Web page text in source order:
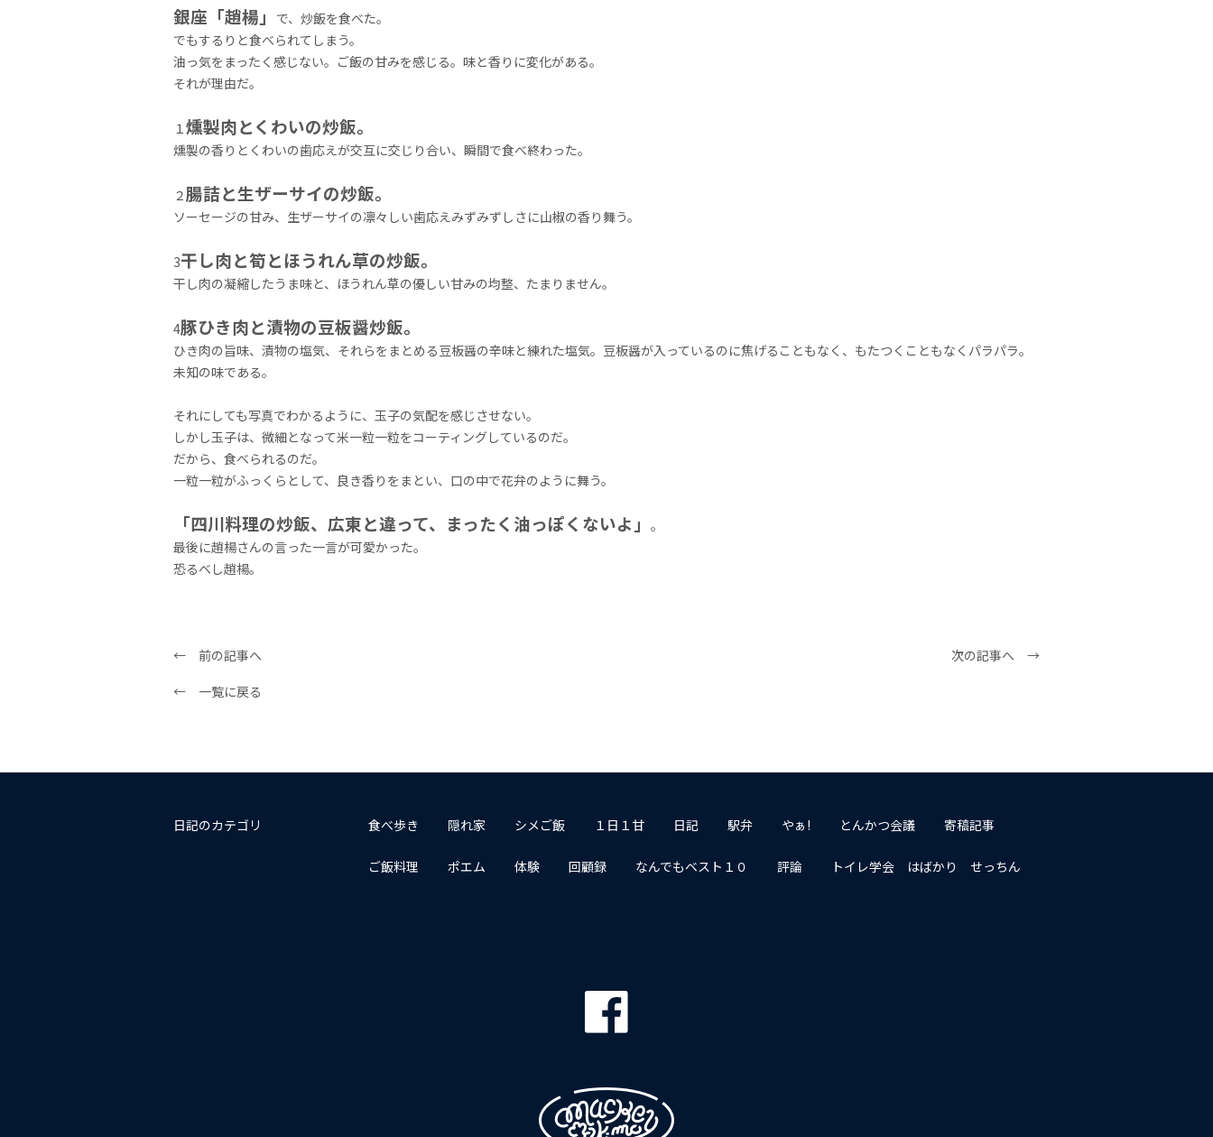
銀座「趙楊」
で、炒飯を食べた。
でもするりと食べられてしまう。
油っ気をまったく感じない。ご飯の甘みを感じる。味と香りに変化がある。
それが理由だ。
１ 燻製肉とくわいの炒飯。
燻製の香りとくわいの歯応えが交互に交じり合い、瞬間で食べ終わった。
２腸詰と生ザーサイの炒飯。
ソーセージの甘み、生ザーサイの凛々しい歯応えみずみずしさに山椒の香り舞う。
3干し肉と筍とほうれん草の炒飯。
干し肉の凝縮したうま味と、ほうれん草の優しい甘みの均整、たまりません。
4豚ひき肉と漬物の豆板醤炒飯。
ひき肉の旨味、漬物の塩気、それらをまとめる豆板醤の辛味と練れた塩気。豆板醤が入っているのに焦げることもなく、もたつくこともなくパラパラ。
未知の味である。
それにしても写真でわかるように、玉子の気配を感じさせない。
しかし玉子は、微細となって米一粒一粒をコーティングしているのだ。
だから、食べられるのだ。
一粒一粒がふっくらとして、良き香りをまとい、口の中で花弁のように舞う。
「四川料理の炒飯、広東と違って、まったく油っぽくないよ」 。
最後に趙楊さんの言った一言が可愛かった。
恐るべし趙楊。
← 前の記事へ
次の記事へ →
← 一覧に戻る
日記のカテゴリ 食べ歩き 隠れ家 シメご飯 １日１甘 日記 駅弁 やぁ! とんかつ会議 寄稿記事
ご飯料理 ポエム 体験 回顧録 なんでもベスト１０ 評論 トイレ学会 はばかり せっちん